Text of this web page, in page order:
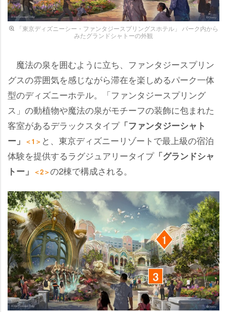
「東京ディズニーシー・ファンタジースプリングスホテル」 パーク内から
みたグランドシャトーの外観
魔法の泉を囲むように立ち、ファンタジースプリン
グスの雰囲気を感じながら滞在を楽しめるパーク一体
型のディズニーホテル。「ファンタジースプリング
ス」の動植物や魔法の泉がモチーフの装飾に包まれた
客室があるデラックスタイプ「ファンタジーシャト
ー」
＜1＞ と、東京ディズニーリゾートで最上級の宿泊
体験を提供するラグジュアリータイプ「グランドシャ
トー」
＜2＞の2棟で構成される。